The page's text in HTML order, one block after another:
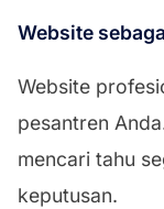
Website
Website
pesantren
mencari tahu
keputusan.